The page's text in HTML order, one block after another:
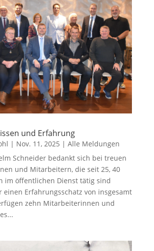
und Erfahrung
| Nov. 11, 2025 | Alle Meldungen
Schneider bedankt sich bei treuen
und Mitarbeitern, die seit 25, 40
im öffentlichen Dienst tätig sind
einen Erfahrungsschatz von insgesamt
zehn Mitarbeiterinnen und